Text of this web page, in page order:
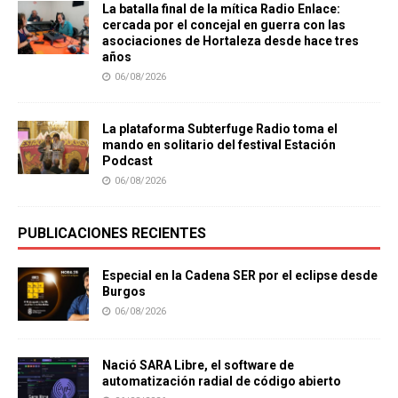
La batalla final de la mítica Radio Enlace:
cercada por el concejal en guerra con las
asociaciones de Hortaleza desde hace tres
años
06/08/2026
La plataforma Subterfuge Radio toma el
mando en solitario del festival Estación
Podcast
06/08/2026
PUBLICACIONES RECIENTES
Especial en la Cadena SER por el eclipse desde
Burgos
06/08/2026
Nació SARA Libre, el software de
automatización radial de código abierto